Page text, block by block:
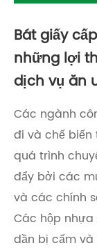
Bát giấy
những lợi
dịch vụ ăn
Các ngành
đi và chế
quá trình
đẩy bởi các
và các chính
Các hộp
dần bị cấm